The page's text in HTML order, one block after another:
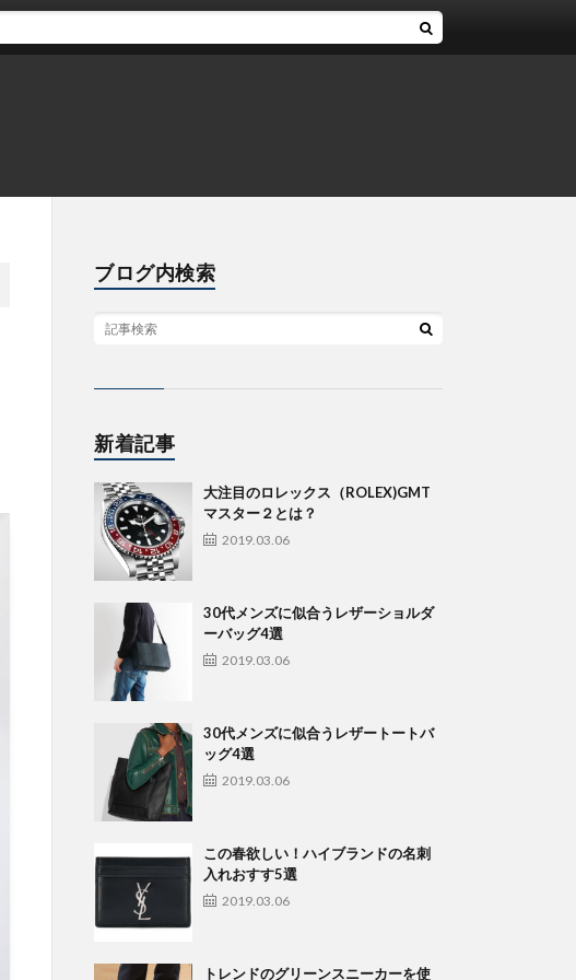
ブログ内検索
新着記事
大注目のロレックス（ROLEX)GMT
マスター２とは？
2019.03.06
30代メンズに似合うレザーショルダ
ーバッグ4選
2019.03.06
30代メンズに似合うレザートートバ
ッグ4選
2019.03.06
この春欲しい！ハイブランドの名刺
入れおすす5選
2019.03.06
トレンドのグリーンスニーカーを使